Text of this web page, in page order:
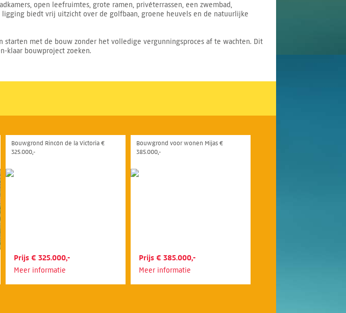
open leefruimtes, grote ramen, privéterrassen, een zwembad,
biedt vrij uitzicht over de golfbaan, groene heuvels en de natuurlijke
met de bouw zonder het volledige vergunningsproces af te wachten. Dit
klaar bouwproject zoeken.
Bouwgrond Rincón de la Victoria €
325.000,-
Prijs € 325.000,-
Meer informatie
Bouwgrond voor wonen Mijas €
385.000,-
Prijs € 385.000,-
Meer informatie